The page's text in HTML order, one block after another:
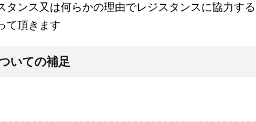
ンス又は何らかの理由でレジスタンスに協力する
て頂きます
いての補足